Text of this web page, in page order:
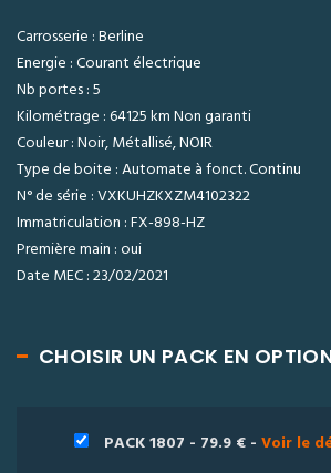
Carrosserie : Berline
Energie : Courant électrique
Nb portes : 5
Kilométrage : 64125 km Non garanti
Couleur : Noir, Métallisé, NOIR
Type de boite : Automate à fonct. Continu
N° de série : VXKUHZKXZM4102322
Immatriculation : FX-898-HZ
Première main : oui
Date MEC : 23/02/2021
CHOISIR UN PACK EN
PACK 1807 - 79.9 € - Voir le